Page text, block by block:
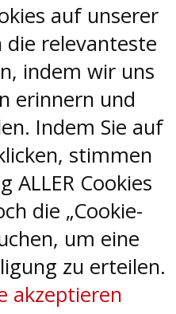
auf unserer
relevanteste
indem wir uns
erinnern und
Indem Sie auf
stimmen
ALLER Cookies
die „Cookie-
um eine
zu erteilen.
akzeptieren